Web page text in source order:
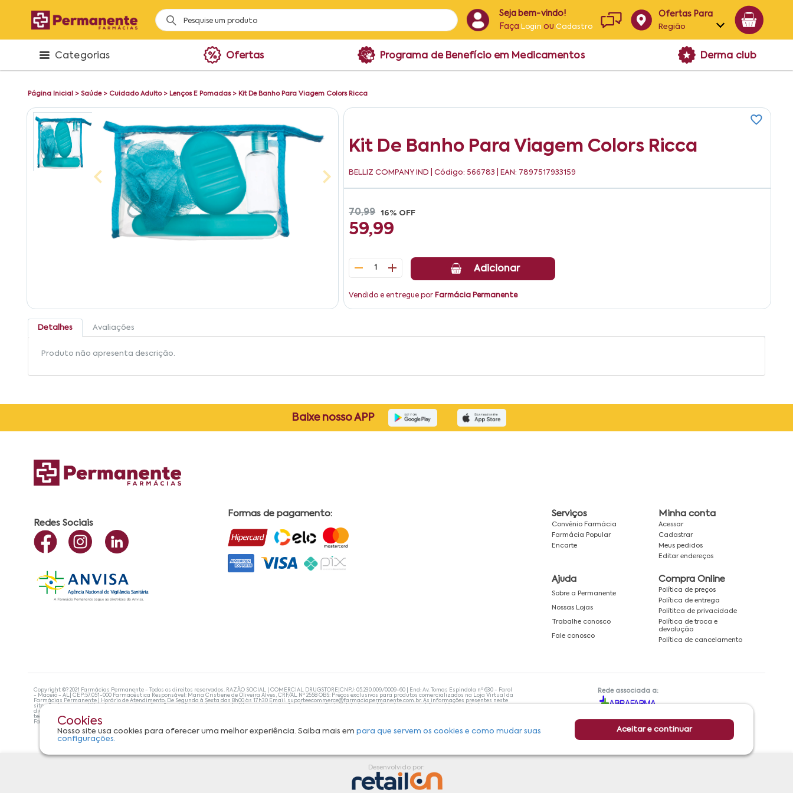
Seja bem-vindo!
Faça Login ouCadastro
Ofertas Para
Região
Alagoas
Categorias Ofertas Programa de Benefício em Medicamentos Derma club
Página Inicial > Saúde> Cuidado Adulto> Lenços E Pomadas> Kit De Banho Para Viagem Colors Ricca
Kit De Banho Para Viagem Colors Ricca
BELLIZ COMPANY IND | Código: 566783 | EAN: 7897517933159
70,99 16% OFF
59,99
1 Adicionar
Vendido e entregue por Farmácia Permanente
Detalhes Avaliações
Produto não apresenta descrição.
Cookies
Nosso site usa cookies para oferecer uma melhor experiência. Saiba mais empara que servem os cookies e como mudar suas
configurações.
Aceitar e continuar
Baixe nosso APP
Redes Sociais
Formas de pagamento: Serviços
Convênio Farmácia
Farmácia Popular
Encarte
Minha conta
Acessar
Cadastrar
Meus pedidos
Editar endereços
Ajuda
Sobre a Permanente
Nossas Lojas
Trabalhe conosco
Fale conosco
Compra Online
Política de preços
Política de entrega
Polítitca de privacidade
Política de troca e
devolução
Política de cancelamento
Copyright ©? 2021 Farmácias Permanente - Todos os direitos reservados. RAZÃO SOCIAL | COMERCIAL DRUGSTORE|CNPJ: 05.230.009/0009-60 | End: Av. Tomas Espindola nº 630 - Farol
- Maceió - AL| CEP:57.051-000 Farmacêutica Responsável: Maria Cristiene de Oliveira Alves, CRF/AL Nº 2558 OBS: Preços exclusivos para produtos comercializados na Loja Virtual da
Farmácias Permanente | Horário de Atendimento: De Segunda à Sexta das 8h00 às 17h30 Email: suporteecommerce@farmaciapermanente.com.br. As informações presentes neste
site não devem ser utilizadas para automedicação e, de forma alguma, substituem as orientações de um profissional da área médica. Apenas o médico está capacitado para
diagnosticar problemas de saúde e prescrever o tratamento adequado. Se os sintomas persistirem, um médico deve ser consultado. A Farmácia Permanente trabalha com as
tecnologias mais avançadas de proteção de dados, para que você possa realizar suas compras com tranquilidade. A privacidade e a segurança dos clientes são compromissos da
Farmácias Permanente. Todos os pedidos efetuados estão sujeitos à confirmação da disponibilidade de produto em nosso estoque.
Rede associada a:
Desenvolvido por: